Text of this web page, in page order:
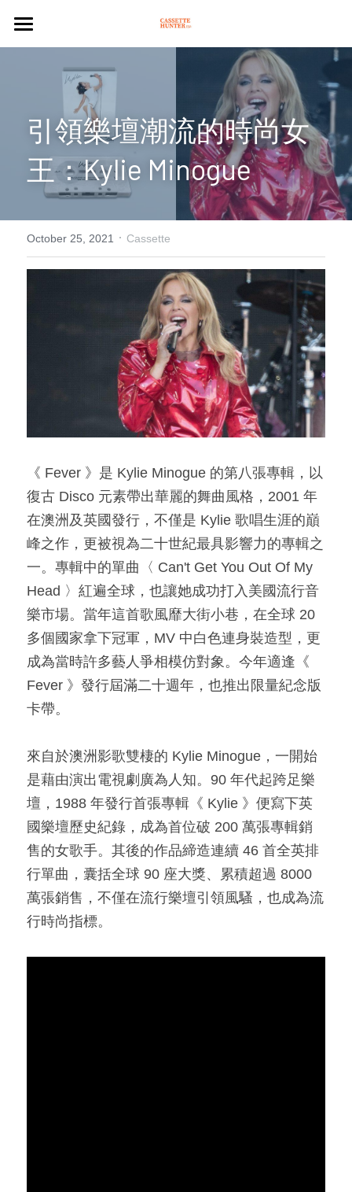
CASSETTE
PLAYER
ARTICLES
CULTURE
CULTURE
PLEASURE
CASSETTE STORES
Search
引領樂壇潮流的時尚女
王：Kylie Minogue​
October 25, 2021 · Cassette
《 Fever 》是 Kylie Minogue 的第八張專輯，以
復古 Disco 元素帶出華麗的舞曲風格，2001 年
在澳洲及英國發行，不僅是 Kylie 歌唱生涯的巔
峰之作，更被視為二十世紀最具影響力的專輯之
一。專輯中的單曲〈 Can't Get You Out Of My
Head 〉紅遍全球，也讓她成功打入美國流行音
樂市場。當年這首歌風靡大街小巷，在全球 20
多個國家拿下冠軍，MV 中白色連身裝造型，更
成為當時許多藝人爭相模仿對象。今年適逢《
Fever 》發行屆滿二十週年，也推出限量紀念版
卡帶。​
​來自於澳洲影歌雙棲的 Kylie Minogue，一開始
是藉由演出電視劇廣為人知。90 年代起跨足樂
壇，1988 年發行首張專輯《 Kylie 》便寫下英
國樂壇歷史紀錄，成為首位破 200 萬張專輯銷
售的女歌手。其後的作品締造連續 46 首全英排
行單曲，囊括全球 90 座大獎、累積超過 8000
萬張銷售，不僅在流行樂壇引領風騷，也成為流
行時尚指標。​